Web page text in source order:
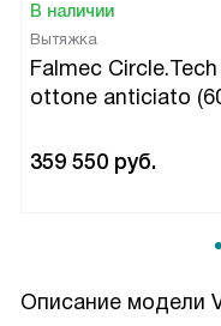
В наличии
Вытяжка
Falmec
ottone anticiato
359 550 руб.
Описание модели